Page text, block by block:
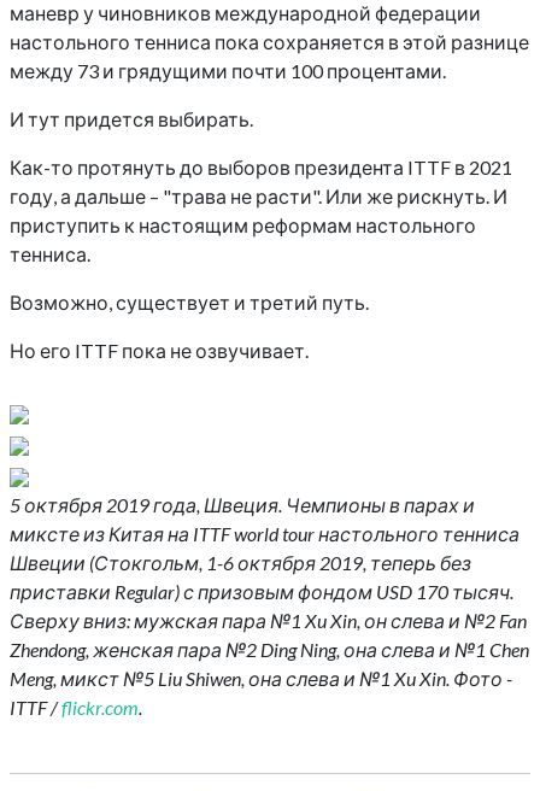
маневр у чиновников международной федерации
настольного тенниса пока сохраняется в этой разнице
между 73 и грядущими почти 100 процентами.
И тут придется выбирать.
Как-то протянуть до выборов президента ITTF в 2021
году, а дальше – "трава не расти". Или же рискнуть. И
приступить к настоящим реформам настольного
тенниса.
Возможно, существует и третий путь.
Но его ITTF пока не озвучивает.
5 октября 2019 года, Швеция. Чемпионы в парах и
миксте из Китая на ITTF world tour настольного тенниса
Швеции (Стокгольм, 1-6 октября 2019, теперь без
приставки Regular) с призовым фондом USD 170 тысяч.
Сверху вниз: мужская пара №1 Xu Xin, он слева и №2 Fan
Zhendong, женская пара №2 Ding Ning, она слева и №1 Chen
Meng, микст №5 Liu Shiwen, она слева и №1 Xu Xin. Фото -
ITTF /flickr.com.